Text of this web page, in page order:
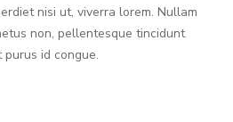
nisi ut, viverra lorem. Nullam
non, pellentesque tincidunt
id congue.